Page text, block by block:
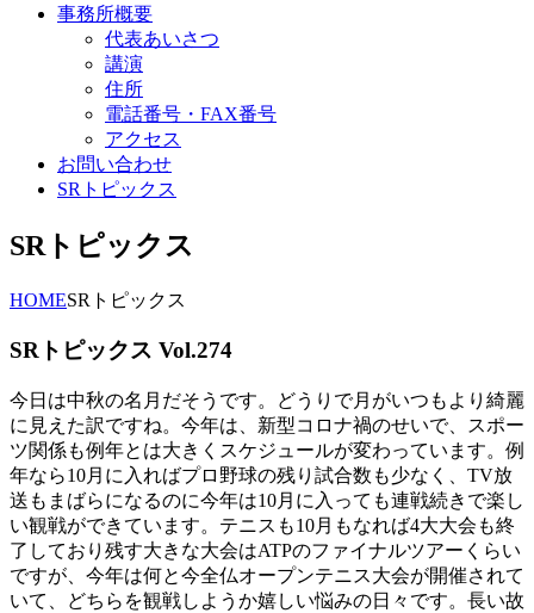
事務所概要
代表あいさつ
講演
住所
電話番号・FAX番号
アクセス
お問い合わせ
SRトピックス
SRトピックス
HOMESRトピックス
SRトピックス Vol.274
今日は中秋の名月だそうです。どうりで月がいつもより綺麗
に見えた訳ですね。今年は、新型コロナ禍のせいで、スポー
ツ関係も例年とは大きくスケジュールが変わっています。例
年なら10月に入ればプロ野球の残り試合数も少なく、TV放
送もまばらになるのに今年は10月に入っても連戦続きで楽し
い観戦ができています。テニスも10月もなれば4大大会も終
了しており残す大きな大会はATPのファイナルツアーくらい
ですが、今年は何と今全仏オープンテニス大会が開催されて
いて、どちらを観戦しようか嬉しい悩みの日々です。長い故